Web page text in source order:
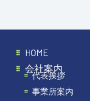
HOME
会社案内
代表挨拶
事業所案内